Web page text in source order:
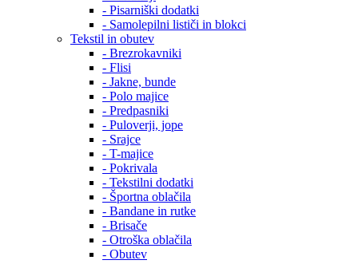
- Pisarniški dodatki
- Samolepilni lističi in blokci
Tekstil in obutev
- Brezrokavniki
- Flisi
- Jakne, bunde
- Polo majice
- Predpasniki
- Puloverji, jope
- Srajce
- T-majice
- Pokrivala
- Tekstilni dodatki
- Športna oblačila
- Bandane in rutke
- Brisače
- Otroška oblačila
- Obutev